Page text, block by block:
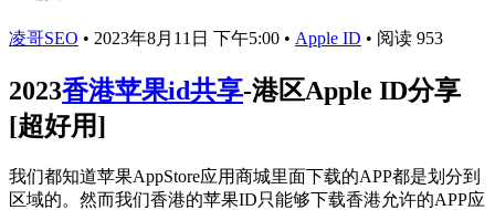
凌哥SEO • 2023年8月11日 下午5:00 • Apple ID • 阅读 953
2023香港苹果id共享-港区Apple ID分享
[超好用]
我们都知道苹果AppStore应用商城里面下载的APP都是划分到
区域的。然而我们香港的苹果ID只能够下载香港允许的APP应